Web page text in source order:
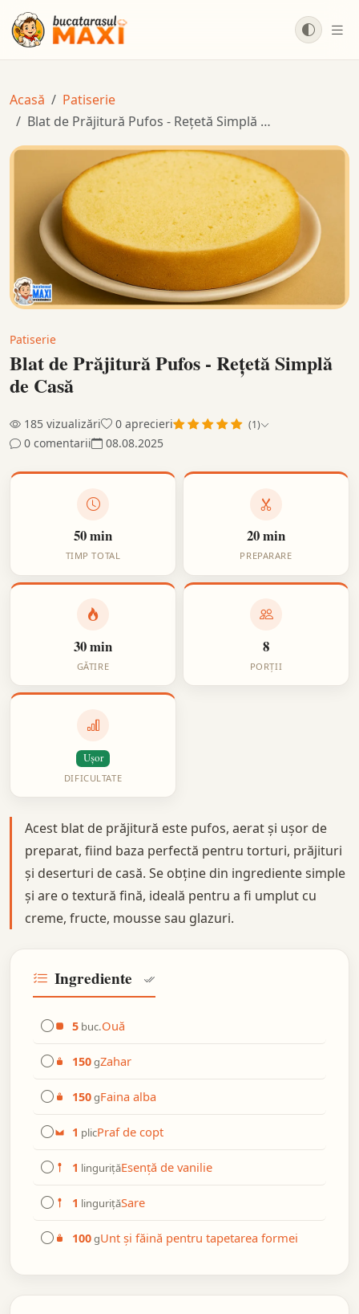
Salt la conținut principal
Acasă
Patiserie
Blat de Prăjitură Pufos - Rețetă Simplă …
Patiserie
Blat de Prăjitură Pufos - Rețetă Simplă
de Casă
185 vizualizări 0 aprecieri (1)
0 comentarii 08.08.2025
50 min
TIMP TOTAL
20 min
PREPARARE
30 min
GĂTIRE
8
PORȚII
Ușor
DIFICULTATE
Acest blat de prăjitură este pufos, aerat și ușor de
preparat, fiind baza perfectă pentru torturi, prăjituri
și deserturi de casă. Se obține din ingrediente simple
și are o textură fină, ideală pentru a fi umplut cu
creme, fructe, mousse sau glazuri.
Ingrediente
5 buc.Ouă
150gZahar
150gFaina alba
1 plicPraf de copt
1 lingurițăEsență de vanilie
1 lingurițăSare
100gUnt și făină pentru tapetarea formei